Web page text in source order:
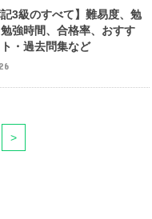
記3級のすべて】難易度、勉
強時間、合格率、おすす
・過去問集など
>